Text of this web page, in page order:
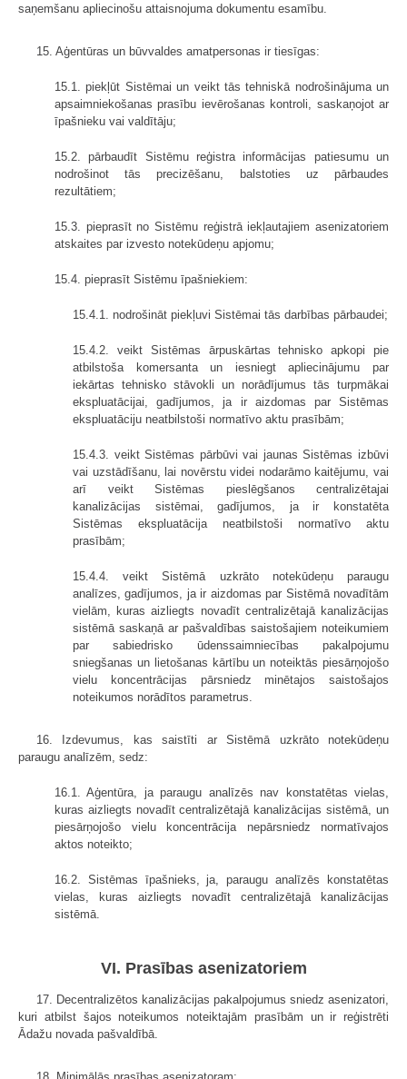
saņemšanu apliecinošu attaisnojuma dokumentu esamību.
15. Aģentūras un būvvaldes amatpersonas ir tiesīgas:
15.1. piekļūt Sistēmai un veikt tās tehniskā nodrošinājuma un
apsaimniekošanas prasību ievērošanas kontroli, saskaņojot ar
īpašnieku vai valdītāju;
15.2. pārbaudīt Sistēmu reģistra informācijas patiesumu un
nodrošinot tās precizēšanu, balstoties uz pārbaudes
rezultātiem;
15.3. pieprasīt no Sistēmu reģistrā iekļautajiem asenizatoriem
atskaites par izvesto notekūdeņu apjomu;
15.4. pieprasīt Sistēmu īpašniekiem:
15.4.1. nodrošināt piekļuvi Sistēmai tās darbības pārbaudei;
15.4.2. veikt Sistēmas ārpuskārtas tehnisko apkopi pie
atbilstoša komersanta un iesniegt apliecinājumu par
iekārtas tehnisko stāvokli un norādījumus tās turpmākai
ekspluatācijai, gadījumos, ja ir aizdomas par Sistēmas
ekspluatāciju neatbilstoši normatīvo aktu prasībām;
15.4.3. veikt Sistēmas pārbūvi vai jaunas Sistēmas izbūvi
vai uzstādīšanu, lai novērstu videi nodarāmo kaitējumu, vai
arī veikt Sistēmas pieslēgšanos centralizētajai
kanalizācijas sistēmai, gadījumos, ja ir konstatēta
Sistēmas ekspluatācija neatbilstoši normatīvo aktu
prasībām;
15.4.4. veikt Sistēmā uzkrāto notekūdeņu paraugu
analīzes, gadījumos, ja ir aizdomas par Sistēmā novadītām
vielām, kuras aizliegts novadīt centralizētajā kanalizācijas
sistēmā saskaņā ar pašvaldības saistošajiem noteikumiem
par sabiedrisko ūdenssaimniecības pakalpojumu
sniegšanas un lietošanas kārtību un noteiktās piesārņojošo
vielu koncentrācijas pārsniedz minētajos saistošajos
noteikumos norādītos parametrus.
16. Izdevumus, kas saistīti ar Sistēmā uzkrāto notekūdeņu
paraugu analīzēm, sedz:
16.1. Aģentūra, ja paraugu analīzēs nav konstatētas vielas,
kuras aizliegts novadīt centralizētajā kanalizācijas sistēmā, un
piesārņojošo vielu koncentrācija nepārsniedz normatīvajos
aktos noteikto;
16.2. Sistēmas īpašnieks, ja, paraugu analīzēs konstatētas
vielas, kuras aizliegts novadīt centralizētajā kanalizācijas
sistēmā.
VI. Prasības asenizatoriem
17. Decentralizētos kanalizācijas pakalpojumus sniedz asenizatori,
kuri atbilst šajos noteikumos noteiktajām prasībām un ir reģistrēti
Ādažu novada pašvaldībā.